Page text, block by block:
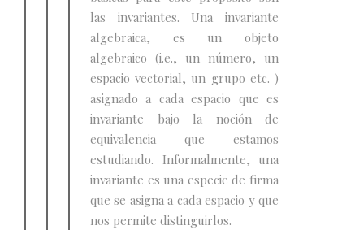
las invariantes. Una invariante
algebraica, es un objeto
algebraico (i.e., un número, un
espacio vectorial, un grupo etc. )
asignado a cada espacio que es
invariante bajo la noción de
equivalencia que estamos
estudiando. Informalmente, una
invariante es una especie de firma
que se asigna a cada espacio y que
nos permite distinguirlos.